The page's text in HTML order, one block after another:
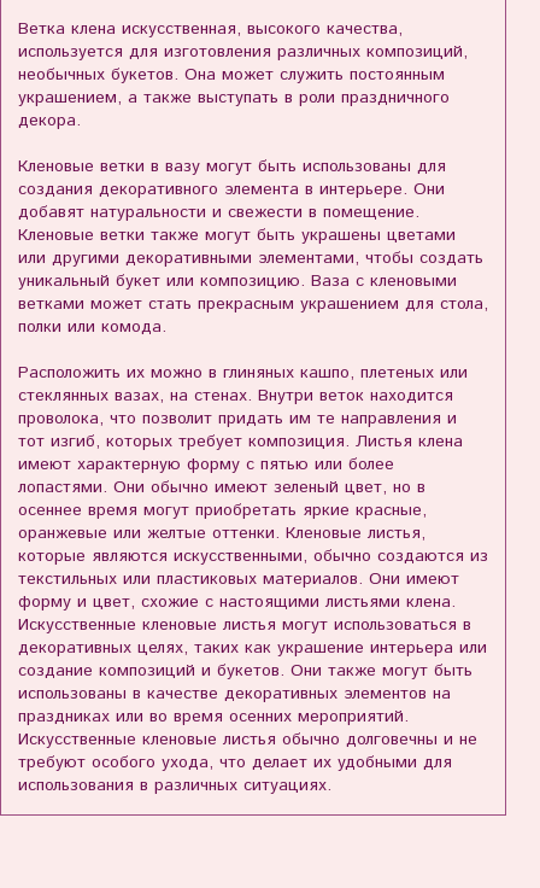
Ветка клена искусственная, высокого качества,
используется для изготовления различных композиций,
необычных букетов. Она может служить постоянным
украшением, а также выступать в роли праздничного
декора.
Кленовые ветки в вазу могут быть использованы для
создания декоративного элемента в интерьере. Они
добавят натуральности и свежести в помещение.
Кленовые ветки также могут быть украшены цветами
или другими декоративными элементами, чтобы создать
уникальный букет или композицию. Ваза с кленовыми
ветками может стать прекрасным украшением для стола,
полки или комода.
Расположить их можно в глиняных кашпо, плетеных или
стеклянных вазах, на стенах. Внутри веток находится
проволока, что позволит придать им те направления и
тот изгиб, которых требует композиция. Листья клена
имеют характерную форму с пятью или более
лопастями. Они обычно имеют зеленый цвет, но в
осеннее время могут приобретать яркие красные,
оранжевые или желтые оттенки. Кленовые листья,
которые являются искусственными, обычно создаются из
текстильных или пластиковых материалов. Они имеют
форму и цвет, схожие с настоящими листьями клена.
Искусственные кленовые листья могут использоваться в
декоративных целях, таких как украшение интерьера или
создание композиций и букетов. Они также могут быть
использованы в качестве декоративных элементов на
праздниках или во время осенних мероприятий.
Искусственные кленовые листья обычно долговечны и не
требуют особого ухода, что делает их удобными для
использования в различных ситуациях.